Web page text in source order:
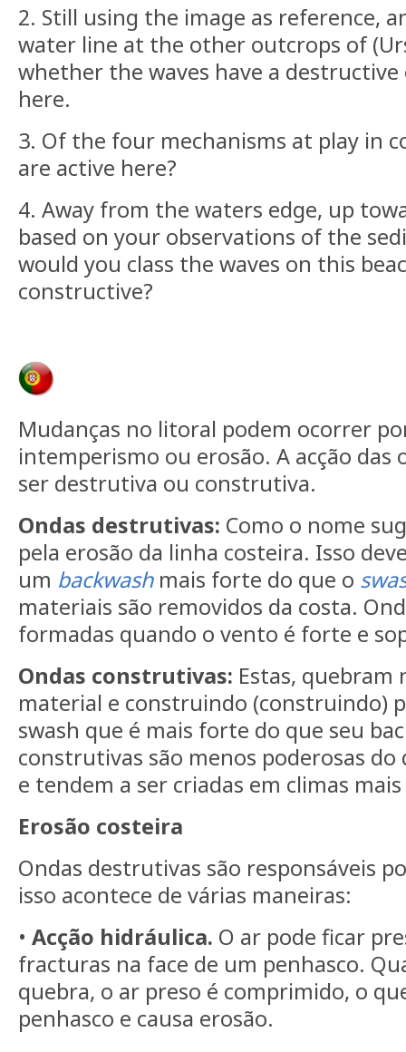
2. Still using the image as reference,
water line at the other outcrops of
whether the waves have a
here.
3. Of the four mechanisms at play in
are active here?
4. Away from the waters edge, up
based on your observations of the
would you class the waves on this
constructive?
Mudanças no litoral podem ocorrer
intemperismo ou erosão. A acção das
ser destrutiva ou construtiva.
Ondas destrutivas: Como o nome
pela erosão da linha costeira. Isso
um backwashmais forte do que o
materiais são removidos da costa.
formadas quando o vento é forte e
Ondas construtivas: Estas, quebram
material e construindo (construindo)
swash que é mais forte do que seu
construtivas são menos poderosas
e tendem a ser criadas em climas
Erosão costeira
Ondas destrutivas são responsáveis
isso acontece de várias maneiras:
• Acção hidráulica. O ar pode ficar
fracturas na face de um penhasco.
quebra, o ar preso é comprimido, o
penhasco e causa erosão.